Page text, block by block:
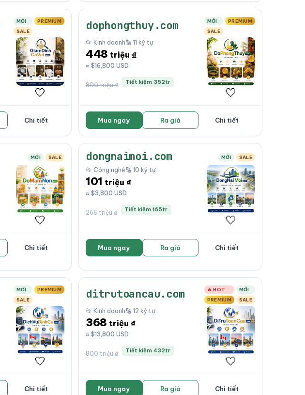
MỚI
PREMIUM
SALE
🤍
Chi tiết
dophongthuy.com MỚI
PREMIUM
SALE
📂 Kinh doanh🔡 11 ký tự
448 triệu ₫
≈ $16,800 USD
800 triệu ₫ Tiết kiệm 352tr
🤍
Mua ngay Ra giá Chi tiết
MỚI SALE
🤍
Chi tiết
dongnaimoi.com MỚI SALE
📂 Công nghệ🔡 10 ký tự
101 triệu ₫
≈ $3,800 USD
266 triệu ₫ Tiết kiệm 165tr
🤍
Mua ngay Ra giá Chi tiết
MỚI
PREMIUM
SALE
🤍
Chi tiết
ditrutoancau.com 🔥 HOT
MỚI
PREMIUM
SALE
📂 Kinh doanh🔡 12 ký tự
368 triệu ₫
≈ $13,800 USD
800 triệu ₫ Tiết kiệm 432tr
🤍
Mua ngay Ra giá Chi tiết